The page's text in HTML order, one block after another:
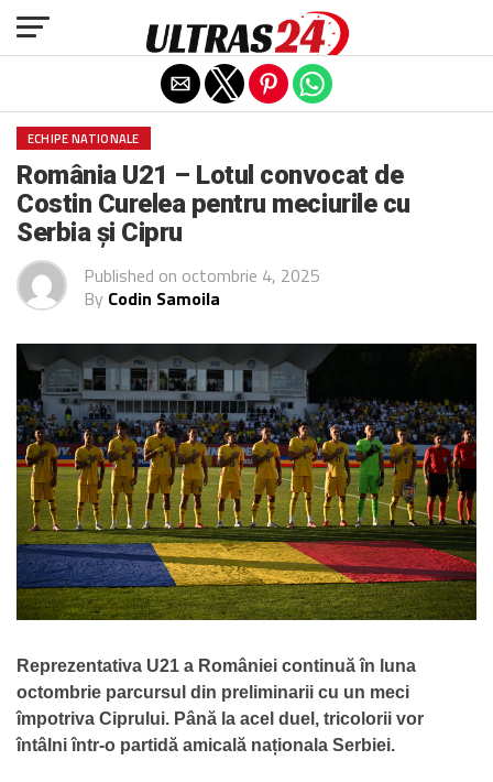
ECHIPE NATIONALE
România U21 – Lotul convocat de
Costin Curelea pentru meciurile cu
Serbia și Cipru
Published on octombrie 4, 2025
By Codin Samoila
Reprezentativa U21 a României continuă în luna
octombrie parcursul din preliminarii cu un meci
împotriva Ciprului. Până la acel duel, tricolorii vor
întâlni într-o partidă amicală naționala Serbiei.
Exit mobile version